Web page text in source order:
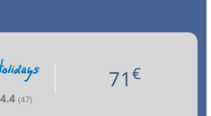
4.4 (47)
71€